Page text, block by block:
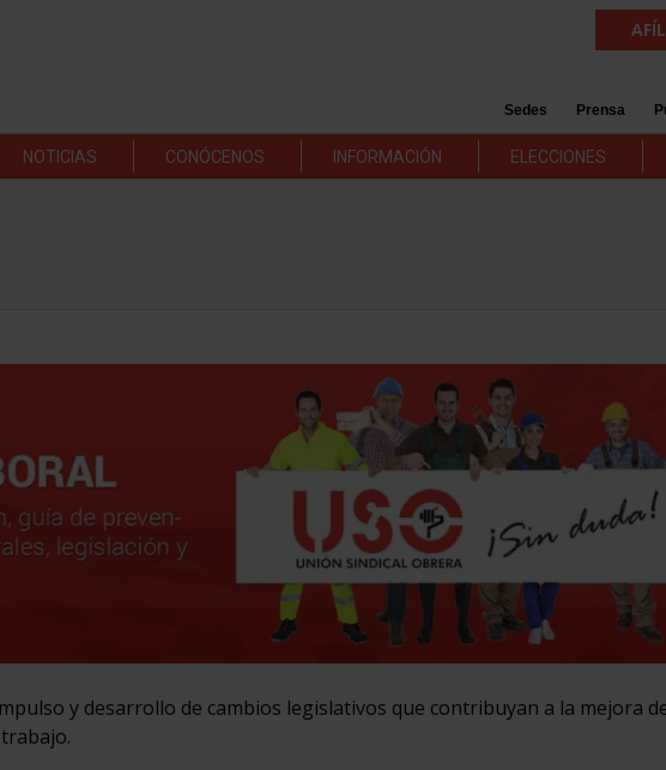
Sedes Prensa
NOTICIAS CONÓCENOS INFORMACIÓN ELECCIONES
y desarrollo de cambios legislativos que contribuyan a la mejora